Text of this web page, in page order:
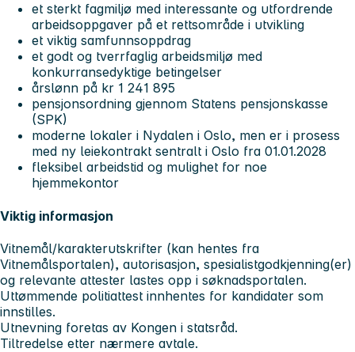
et sterkt fagmiljø med interessante og utfordrende
arbeidsoppgaver på et rettsområde i utvikling
et viktig samfunnsoppdrag
et godt og tverrfaglig arbeidsmiljø med
konkurransedyktige betingelser
årslønn på kr 1 241 895
pensjonsordning gjennom Statens pensjonskasse
(SPK)
moderne lokaler i Nydalen i Oslo, men er i prosess
med ny leiekontrakt sentralt i Oslo fra 01.01.2028
fleksibel arbeidstid og mulighet for noe
hjemmekontor
Viktig informasjon
Vitnemål/karakterutskrifter (kan hentes fra
Vitnemålsportalen), autorisasjon, spesialistgodkjenning(er)
og relevante attester lastes opp i søknadsportalen.
Uttømmende politiattest innhentes for kandidater som
innstilles.
Utnevning foretas av Kongen i statsråd.
Tiltredelse etter nærmere avtale.